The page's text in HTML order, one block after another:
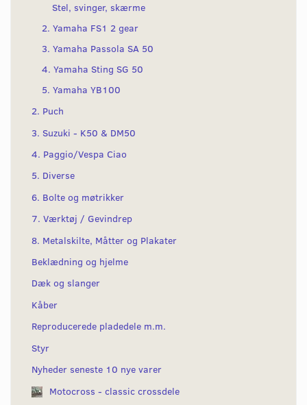
Stel, svinger, skærme
2. Yamaha FS1 2 gear
3. Yamaha Passola SA 50
4. Yamaha Sting SG 50
5. Yamaha YB100
2. Puch
3. Suzuki - K50 & DM50
4. Paggio/Vespa Ciao
5. Diverse
6. Bolte og møtrikker
7. Værktøj / Gevindrep
8. Metalskilte, Måtter og Plakater
Beklædning og hjelme
Dæk og slanger
Kåber
Reproducerede pladedele m.m.
Styr
Nyheder seneste 10 nye varer
Motocross - classic crossdele